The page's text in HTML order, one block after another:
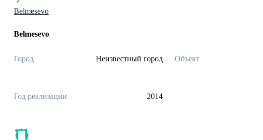
Belmesevo
Belmesevo
Город Неизвестный город Объект
Год реализации 2014